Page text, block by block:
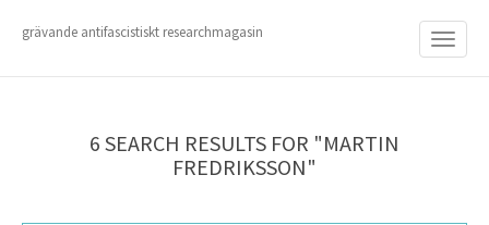
I
grävande antifascistiskt researchmagasin
6 SEARCH RESULTS FOR "MARTIN
FREDRIKSSON"